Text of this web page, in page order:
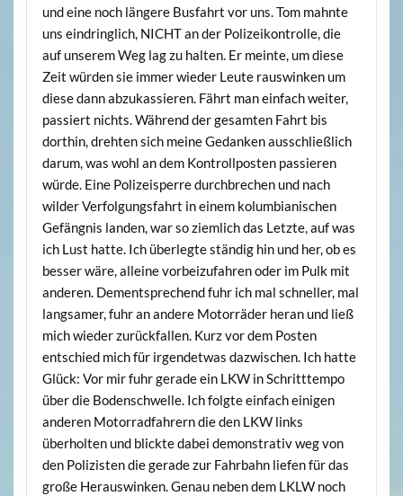
und eine noch längere Busfahrt vor uns. Tom mahnte
uns eindringlich, NICHT an der Polizeikontrolle, die
auf unserem Weg lag zu halten. Er meinte, um diese
Zeit würden sie immer wieder Leute rauswinken um
diese dann abzukassieren. Fährt man einfach weiter,
passiert nichts. Während der gesamten Fahrt bis
dorthin, drehten sich meine Gedanken ausschließlich
darum, was wohl an dem Kontrollposten passieren
würde. Eine Polizeisperre durchbrechen und nach
wilder Verfolgungsfahrt in einem kolumbianischen
Gefängnis landen, war so ziemlich das Letzte, auf was
ich Lust hatte. Ich überlegte ständig hin und her, ob es
besser wäre, alleine vorbeizufahren oder im Pulk mit
anderen. Dementsprechend fuhr ich mal schneller, mal
langsamer, fuhr an andere Motorräder heran und ließ
mich wieder zurückfallen. Kurz vor dem Posten
entschied mich für irgendetwas dazwischen. Ich hatte
Glück: Vor mir fuhr gerade ein LKW in Schritttempo
über die Bodenschwelle. Ich folgte einfach einigen
anderen Motorradfahrern die den LKW links
überholten und blickte dabei demonstrativ weg von
den Polizisten die gerade zur Fahrbahn liefen für das
große Herauswinken. Genau neben dem LKLW noch